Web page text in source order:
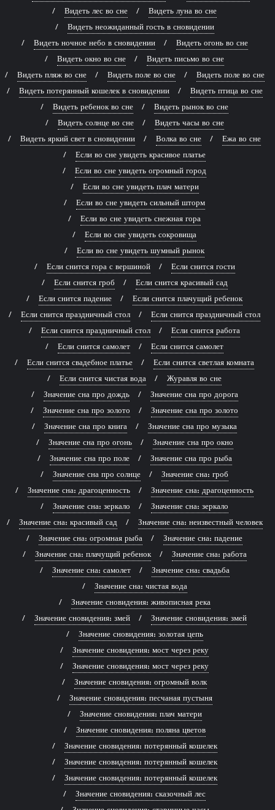
Видеть лес во сне
Видеть луна во сне
Видеть неожиданный гость в сновидении
Видеть ночное небо в сновидении
Видеть огонь во сне
Видеть окно во сне
Видеть письмо во сне
Видеть пляж во сне
Видеть поле во сне
Видеть поле во сне
Видеть потерянный кошелек в сновидении
Видеть птица во сне
Видеть ребенок во сне
Видеть рынок во сне
Видеть солнце во сне
Видеть часы во сне
Видеть яркий свет в сновидении
Волка во сне
Ежа во сне
Если во сне увидеть красивое платье
Если во сне увидеть огромный город
Если во сне увидеть плач матери
Если во сне увидеть сильный шторм
Если во сне увидеть снежная гора
Если во сне увидеть сокровища
Если во сне увидеть шумный рынок
Если снится гора с вершиной
Если снится гости
Если снится гроб
Если снится красивый сад
Если снится падение
Если снится плачущий ребенок
Если снится праздничный стол
Если снится праздничный стол
Если снится праздничный стол
Если снится работа
Если снится самолет
Если снится самолет
Если снится свадебное платье
Если снится светлая комната
Если снится чистая вода
Журавля во сне
Значение сна про дождь
Значение сна про дорога
Значение сна про золото
Значение сна про золото
Значение сна про книга
Значение сна про музыка
Значение сна про огонь
Значение сна про окно
Значение сна про поле
Значение сна про рыба
Значение сна про солнце
Значение сна: гроб
Значение сна: драгоценность
Значение сна: драгоценность
Значение сна: зеркало
Значение сна: зеркало
Значение сна: красивый сад
Значение сна: неизвестный человек
Значение сна: огромная рыба
Значение сна: падение
Значение сна: плачущий ребенок
Значение сна: работа
Значение сна: самолет
Значение сна: свадьба
Значение сна: чистая вода
Значение сновидения: живописная река
Значение сновидения: змей
Значение сновидения: змей
Значение сновидения: золотая цепь
Значение сновидения: мост через реку
Значение сновидения: мост через реку
Значение сновидения: огромный волк
Значение сновидения: песчаная пустыня
Значение сновидения: плач матери
Значение сновидения: поляна цветов
Значение сновидения: потерянный кошелек
Значение сновидения: потерянный кошелек
Значение сновидения: потерянный кошелек
Значение сновидения: сказочный лес